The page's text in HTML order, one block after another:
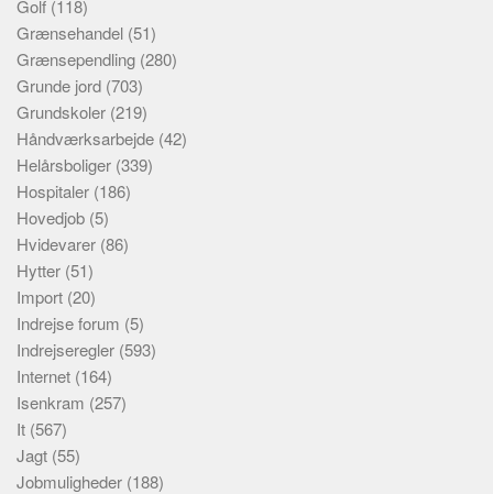
Golf (118)
Grænsehandel (51)
Grænsependling (280)
Grunde jord (703)
Grundskoler (219)
Håndværksarbejde (42)
Helårsboliger (339)
Hospitaler (186)
Hovedjob (5)
Hvidevarer (86)
Hytter (51)
Import (20)
Indrejse forum (5)
Indrejseregler (593)
Internet (164)
Isenkram (257)
It (567)
Jagt (55)
Jobmuligheder (188)